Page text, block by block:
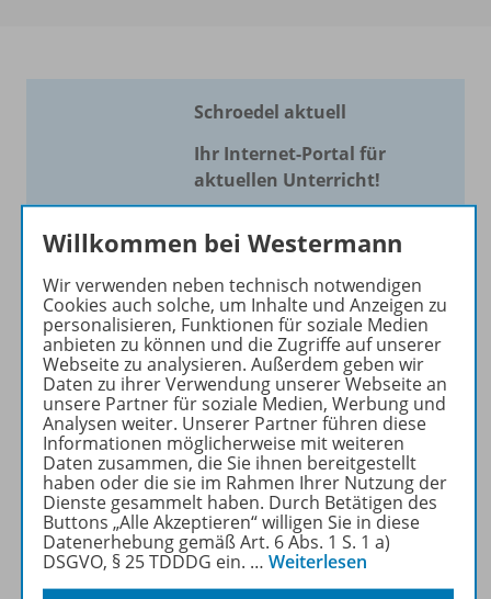
Schroedel aktuell
Ihr Internet-Portal für
aktuellen Unterricht!
wir Ihnen einen Service, um
Ihren Unterricht aktuell und
einfach zu gestalten. Jede
Woche drei bis vier
Neuerscheinungen mit
großem Online Archiv.
Mehr erfahren
Informationen
Willkommen bei Westermann
Wir verwenden neben technisch notwendigen
Cookies auch solche, um Inhalte und Anzeigen zu
personalisieren, Funktionen für soziale Medien
anbieten zu können und die Zugriffe auf unserer
Webseite zu analysieren. Außerdem geben wir
Daten zu ihrer Verwendung unserer Webseite an
unsere Partner für soziale Medien, Werbung und
Analysen weiter. Unserer Partner führen diese
Informationen möglicherweise mit weiteren
Daten zusammen, die Sie ihnen bereitgestellt
haben oder die sie im Rahmen Ihrer Nutzung der
Dienste gesammelt haben. Durch Betätigen des
Buttons „Alle Akzeptieren“ willigen Sie in diese
Datenerhebung gemäß Art. 6 Abs. 1 S. 1 a)
DSGVO, § 25 TDDDG ein. … Weiterlesen